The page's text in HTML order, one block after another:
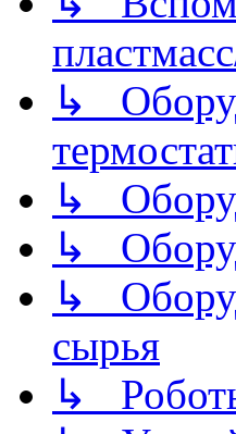
↳
↳
↳
↳
сырья
↳